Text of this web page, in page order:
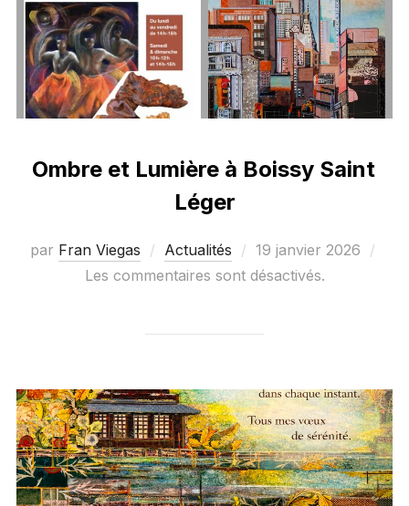
Ombre et Lumière à Boissy Saint
Léger
par Fran Viegas Actualités
Publié
le
19 janvier 2026
Les commentaires sont désactivés.